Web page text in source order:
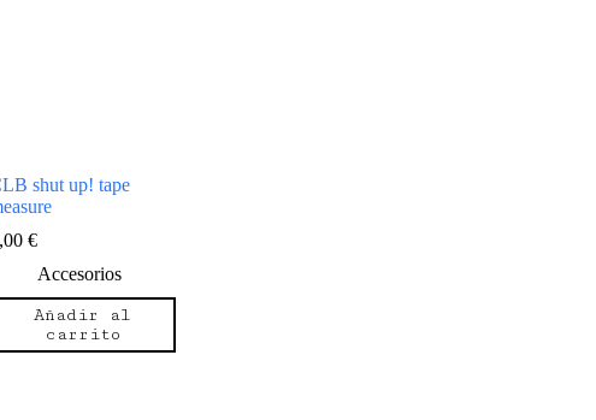
shut up! tape
€
Accesorios
Añadir al
carrito